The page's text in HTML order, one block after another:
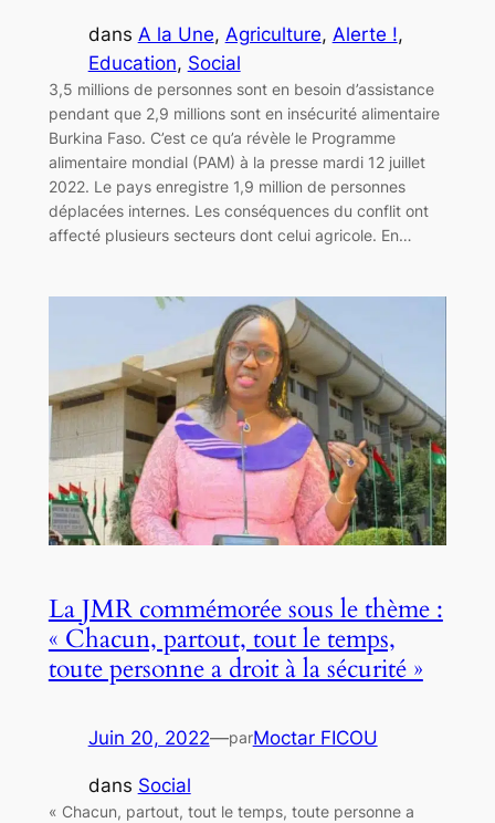
dans A la Une, Agriculture, Alerte !
Education, Social
3,5 millions de personnes sont en besoin d’assistance
pendant que 2,9 millions sont en insécurité alimentaire
Burkina Faso. C’est ce qu’a révèle le Programme
alimentaire mondial (PAM) à la presse mardi 12 juillet
2022. Le pays enregistre 1,9 million de personnes
déplacées internes. Les conséquences du conflit ont
affecté plusieurs secteurs dont celui agricole. En…
La JMR commémorée sous le thème :
« Chacun, partout, tout le temps,
toute personne a droit à la sécurité »
Juin 20, 2022—parMoctar FICOU
dans Social
« Chacun, partout, tout le temps, toute personne a